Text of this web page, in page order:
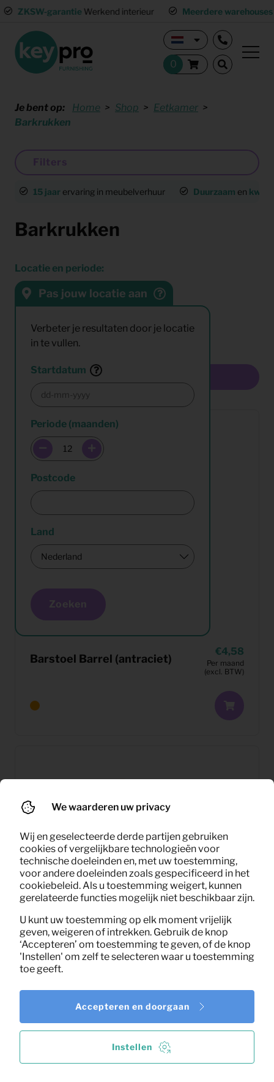
ZKSW-garantieWerkend interieur Meerdere warehouses
Je bent op: Home Shop
Eetkamer
Barkrukken
Filters
15 jaar ervaring in meubelverhuur Duurzaam en
Barkrukken
Locatie en periode:
Pas jouw locatie aan
Verbeter je resultaten door je locatie
in te vullen.
Startdatum
Periode (maanden)
Postcode
Land
Zoeken
Barstoel Barrel (antraciet)
4,58
Per maand
(excl. BTW)
Barstoel Franky fluweel
12,41
We waarderen uw privacy
Wij en geselecteerde derde partijen gebruiken
cookies of vergelijkbare technologieën voor
technische doeleinden en, met uw toestemming,
voor andere doeleinden zoals gespecificeerd in het
cookiebeleid. Als u toestemming weigert, kunnen
gerelateerde functies mogelijk niet beschikbaar zijn.
U kunt uw toestemming op elk moment vrijelijk
geven, weigeren of intrekken. Gebruik de knop
‘Accepteren’ om toestemming te geven, of de knop
'Instellen' om zelf te selecteren waar u toestemming
toe geeft.
Instellen
Accepteren en doorgaan